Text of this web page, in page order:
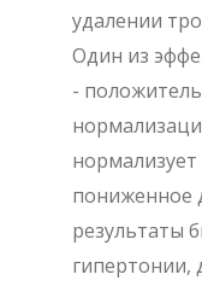
удалении
Один из
-
пониженное
результаты
гипертонии,